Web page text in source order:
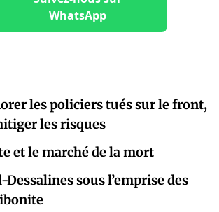
WhatsApp
les policiers tués sur le front,
les risques
et le marché de la mort
sous l’emprise des